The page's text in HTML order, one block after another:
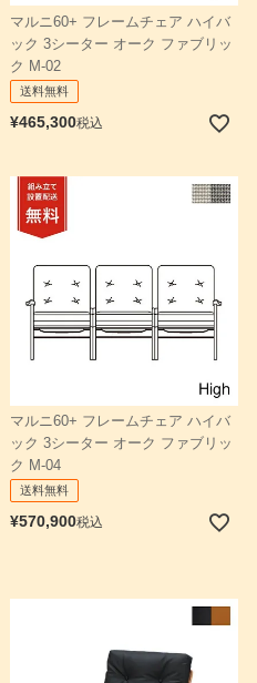
マルニ60+ フレームチェア ハイバ
ック 3シーター オーク ファブリッ
ク M-02
送料無料
¥465,300税込
マルニ60+ フレームチェア ハイバ
ック 3シーター オーク ファブリッ
ク M-04
送料無料
¥570,900税込